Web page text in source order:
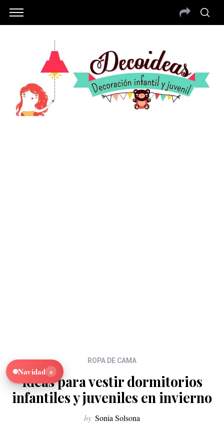
ROPA DE CAMA
Ideas para vestir dormitorios
infantiles y juveniles en invierno
by Sonia Solsona
Navidad ×